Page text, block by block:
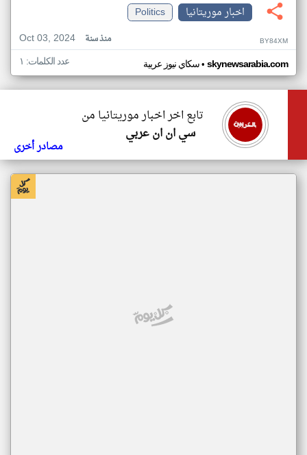
اخبار موريتانيا
Politics
Oct 03, 2024
منذ سنة BY84XM
سكاي نيوز عربية• skynewsarabia.com عدد الكلمات: ١
تابع اخر اخبار موريتانيا من
سي ان ان عربي
مصادر أخرى